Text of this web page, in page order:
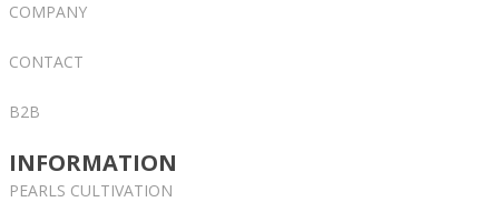
COMPANY
CONTACT
B2B
INFORMATION
PEARLS CULTIVATION